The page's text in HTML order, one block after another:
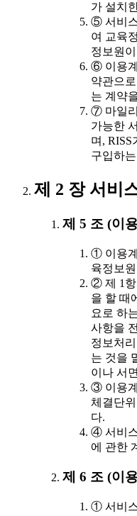
가 설치
⑤ 서비
여 교육
정보원
⑥ 이용계
약관으
는 계약
⑦ 마일리
가능한
며,
구입하
제 2 장 서비
제 5 조 (이
① 이용
육정보
② 제 1항
을 할 때
요로 하
사항을
정보처
는 것을
이나 서
③ 이용
체결단
다.
④ 서비
에 관한
제 6 조 (이
① 서비